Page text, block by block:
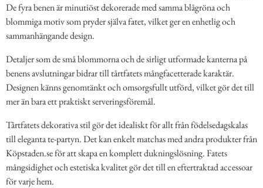
De fyra benen är minutiöst dekorerade med samma blågröna och
blommiga motiv som pryder själva fatet, vilket ger en enhetlig och
sammanhängande design.
Detaljer som de små blommorna och de sirligt utformade kanterna på
benens avslutningar bidrar till tårtfatets mångfacetterade karaktär.
Designen känns genomtänkt och omsorgsfullt utförd, vilket gör det till
mer än bara ett praktiskt serveringsföremål.
Tårtfatets dekorativa stil gör det idealiskt för allt från födelsedagskalas
till eleganta te-partyn. Det kan enkelt matchas med andra produkter från
Köpstaden.se för att skapa en komplett dukningslösning. Fatets
mångsidighet och estetiska kvalitet gör det till en eftertraktad accessoar
för varje hem.